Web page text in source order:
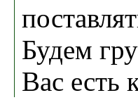
Будем
Вас есть